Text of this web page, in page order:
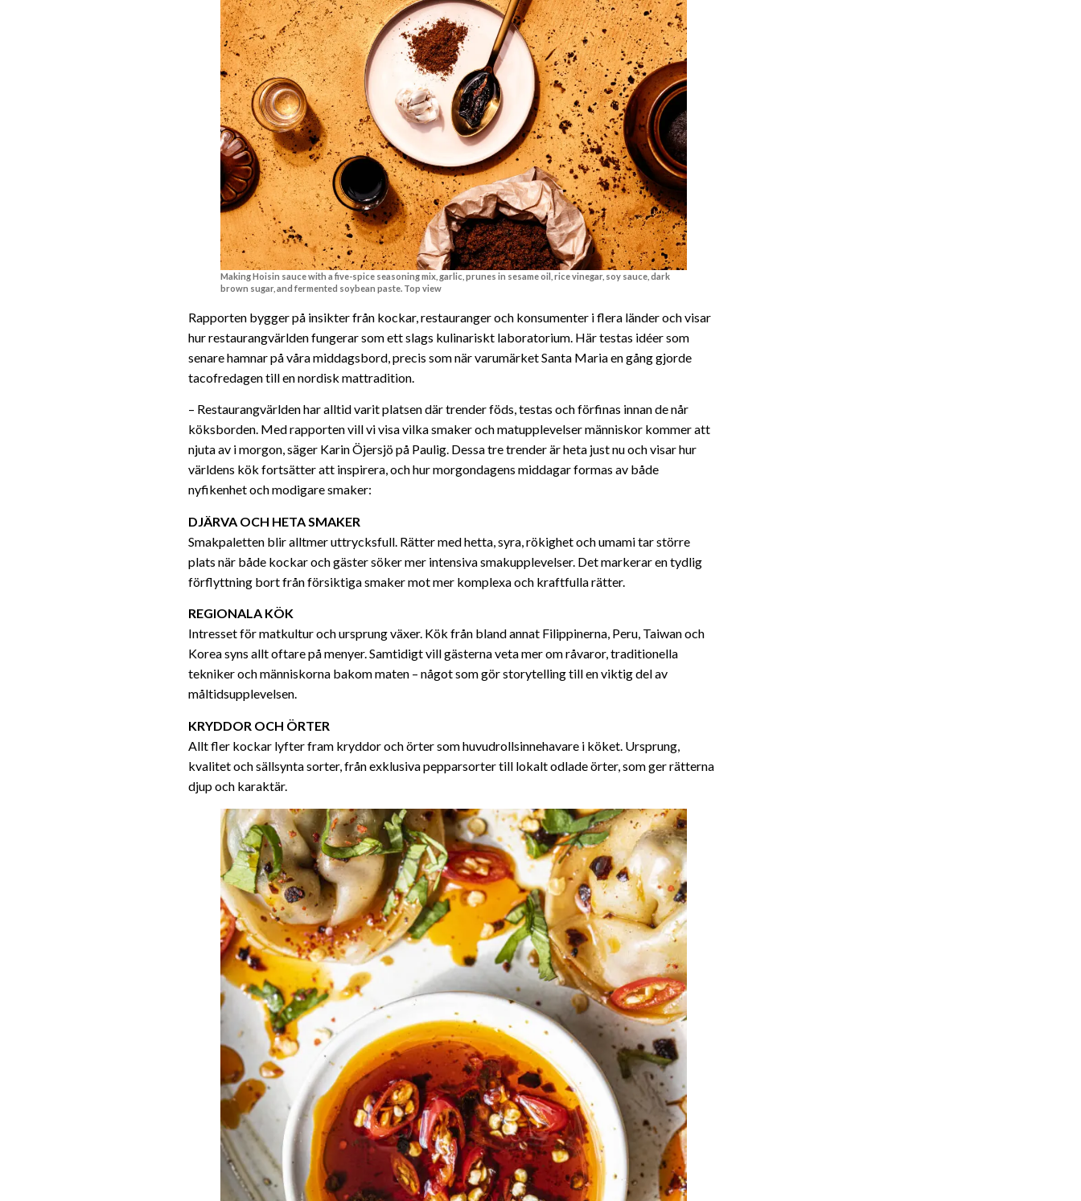
Making Hoisin sauce with a five-spice seasoning mix, garlic, prunes in sesame oil, rice vinegar, soy sauce, dark
brown sugar, and fermented soybean paste. Top view
Rapporten bygger på insikter från kockar, restauranger och konsumenter i flera länder och visar
hur restaurangvärlden fungerar som ett slags kulinariskt laboratorium. Här testas idéer som
senare hamnar på våra middagsbord, precis som när varumärket Santa Maria en gång gjorde
tacofredagen till en nordisk mattradition.
– Restaurangvärlden har alltid varit platsen där trender föds, testas och förfinas innan de når
köksborden. Med rapporten vill vi visa vilka smaker och matupplevelser människor kommer att
njuta av i morgon, säger Karin Öjersjö på Paulig. Dessa tre trender är heta just nu och visar hur
världens kök fortsätter att inspirera, och hur morgondagens middagar formas av både
nyfikenhet och modigare smaker:
DJÄRVA OCH HETA SMAKER
Smakpaletten blir alltmer uttrycksfull. Rätter med hetta, syra, rökighet och umami tar större
plats när både kockar och gäster söker mer intensiva smakupplevelser. Det markerar en tydlig
förflyttning bort från försiktiga smaker mot mer komplexa och kraftfulla rätter.
REGIONALA KÖK
Intresset för matkultur och ursprung växer. Kök från bland annat Filippinerna, Peru, Taiwan och
Korea syns allt oftare på menyer. Samtidigt vill gästerna veta mer om råvaror, traditionella
tekniker och människorna bakom maten – något som gör storytelling till en viktig del av
måltidsupplevelsen.
KRYDDOR OCH ÖRTER
Allt fler kockar lyfter fram kryddor och örter som huvudrollsinnehavare i köket. Ursprung,
kvalitet och sällsynta sorter, från exklusiva pepparsorter till lokalt odlade örter, som ger rätterna
djup och karaktär.